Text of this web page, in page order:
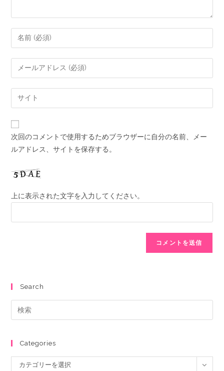
次回のコメントで使用するためブラウザーに自分の名前、メー
ルアドレス、サイトを保存する。
上に表示された文字を入力してください。
Search
Categories
カテゴリーを選択